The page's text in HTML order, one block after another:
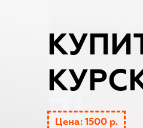
Цена: 1500 р.